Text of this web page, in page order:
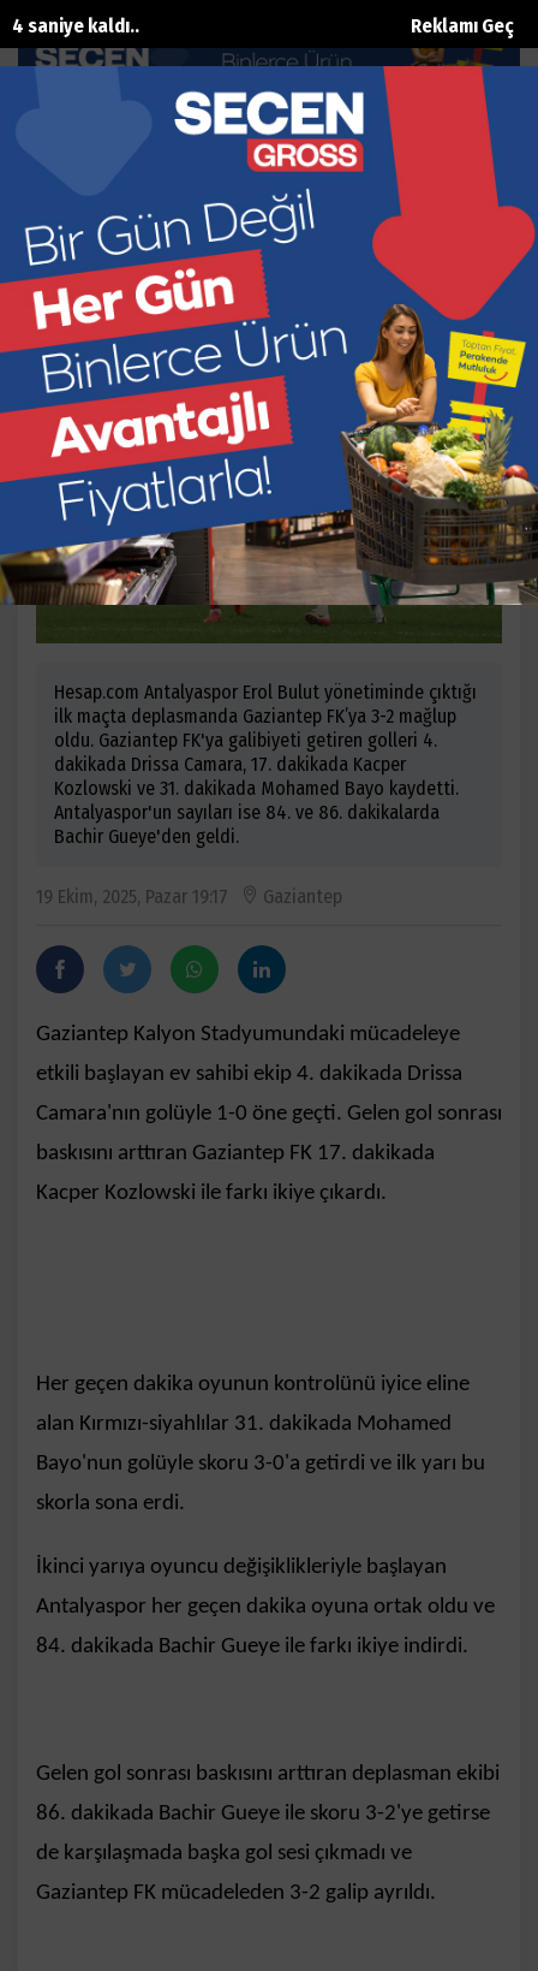
Reklamı Geç
3 saniye kaldı..
Gaziantep FK: 3 Antalyaspor: 2
Ana Sayfa Spor
Hesap.com Antalyaspor Erol Bulut yönetiminde çıktığı
ilk maçta deplasmanda Gaziantep FK’ya 3-2 mağlup
oldu. Gaziantep FK'ya galibiyeti getiren golleri 4.
dakikada Drissa Camara, 17. dakikada Kacper
Kozlowski ve 31. dakikada Mohamed Bayo kaydetti.
Antalyaspor'un sayıları ise 84. ve 86. dakikalarda
Bachir Gueye'den geldi.
19 Ekim, 2025, Pazar 19:17 Gaziantep
Gaziantep Kalyon Stadyumundaki mücadeleye
etkili başlayan ev sahibi ekip 4. dakikada Drissa
Camara'nın golüyle 1-0 öne geçti. Gelen gol sonrası
baskısını arttıran Gaziantep FK 17. dakikada
Kacper Kozlowski ile farkı ikiye çıkardı.
Her geçen dakika oyunun kontrolünü iyice eline
alan Kırmızı-siyahlılar 31. dakikada Mohamed
Bayo'nun golüyle skoru 3-0'a getirdi ve ilk yarı bu
skorla sona erdi.
İkinci yarıya oyuncu değişiklikleriyle başlayan
Antalyaspor her geçen dakika oyuna ortak oldu ve
84. dakikada Bachir Gueye ile farkı ikiye indirdi.
Gelen gol sonrası baskısını arttıran deplasman ekibi
86. dakikada Bachir Gueye ile skoru 3-2'ye getirse
de karşılaşmada başka gol sesi çıkmadı ve
Gaziantep FK mücadeleden 3-2 galip ayrıldı.